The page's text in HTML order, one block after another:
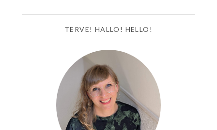
TERVE! HALLO! HELLO!